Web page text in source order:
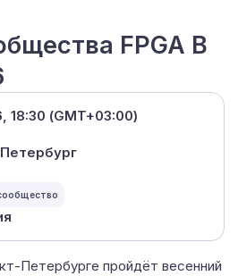
FPGA В
Петербурге пройдёт весенний
18:30 (GMT+03:00)